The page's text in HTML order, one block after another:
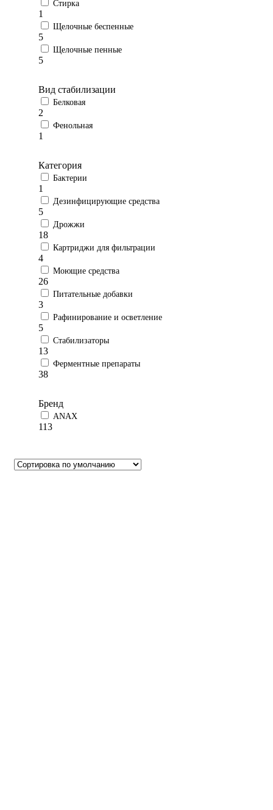
Стирка
1
Щелочные беспенные
5
Щелочные пенные
5
Вид стабилизации
Белковая
2
Фенольная
1
Категория
Бактерии
1
Дезинфицирующие средства
5
Дрожжи
18
Картриджи для фильтрации
4
Моющие средства
26
Питательные добавки
3
Рафинирование и осветление
5
Стабилизаторы
13
Ферментные препараты
38
Бренд
ANAX
113